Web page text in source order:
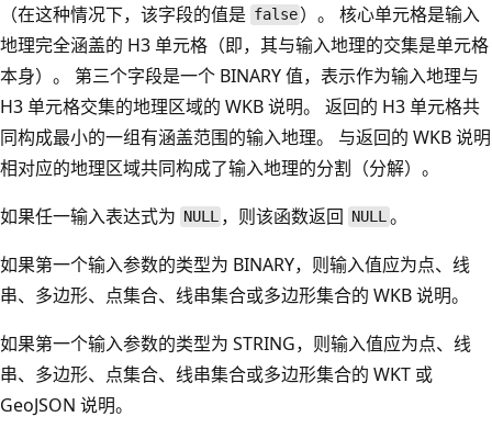
（在这种情况下，该字段的值是 false ）。 核心单元格是输入
地理完全涵盖的 H3 单元格（即，其与输入地理的交集是单元格
本身）。 第三个字段是一个 BINARY 值，表示作为输入地理与
H3 单元格交集的地理区域的 WKB 说明。 返回的 H3 单元格共
同构成最小的一组有涵盖范围的输入地理。 与返回的 WKB 说明
相对应的地理区域共同构成了输入地理的分割（分解）。
如果任一输入表达式为 NULL ，则该函数返回 NULL。
如果第一个输入参数的类型为 BINARY，则输入值应为点、线
串、多边形、点集合、线串集合或多边形集合的 WKB 说明。
如果第一个输入参数的类型为 STRING，则输入值应为点、线
串、多边形、点集合、线串集合或多边形集合的 WKT 或
GeoJSON 说明。